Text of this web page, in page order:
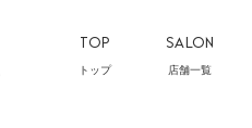
TOP
トップ
SALON
店舗一覧